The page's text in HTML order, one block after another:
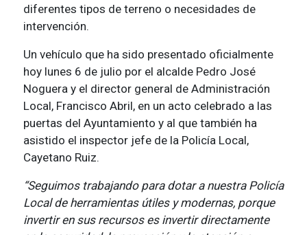
diferentes tipos de terreno o necesidades de
intervención.
Un vehículo que ha sido presentado oficialmente
hoy lunes 6 de julio por el alcalde Pedro José
Noguera y el director general de Administración
Local, Francisco Abril, en un acto celebrado a las
puertas del Ayuntamiento y al que también ha
asistido el inspector jefe de la Policía Local,
Cayetano Ruiz.
“Seguimos trabajando para dotar a nuestra Policía
Local de herramientas útiles y modernas, porque
invertir en sus recursos es invertir directamente